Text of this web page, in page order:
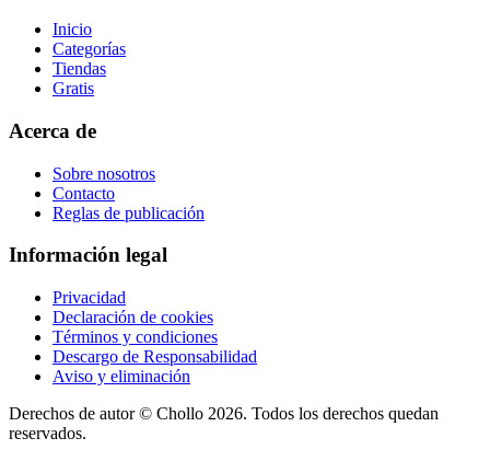
Inicio
Categorías
Tiendas
Gratis
Acerca de
Sobre nosotros
Contacto
Reglas de publicación
Información legal
Privacidad
Declaración de cookies
Términos y condiciones
Descargo de Responsabilidad
Aviso y eliminación
Derechos de autor © Chollo 2026. Todos los derechos quedan
reservados.